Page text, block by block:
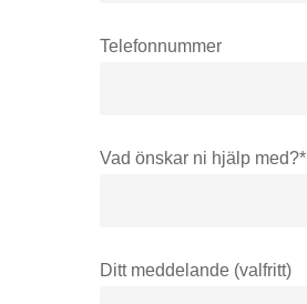
Telefonnummer
Vad önskar ni hjälp med?*
Ditt meddelande (valfritt)